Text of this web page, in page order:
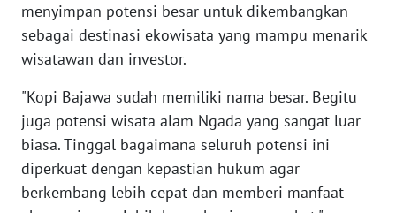
menyimpan potensi besar untuk dikembangkan
sebagai destinasi ekowisata yang mampu menarik
wisatawan dan investor.
"Kopi Bajawa sudah memiliki nama besar. Begitu
juga potensi wisata alam Ngada yang sangat luar
biasa. Tinggal bagaimana seluruh potensi ini
diperkuat dengan kepastian hukum agar
berkembang lebih cepat dan memberi manfaat
SERAMBI
WN
WN
SULTRA
WN